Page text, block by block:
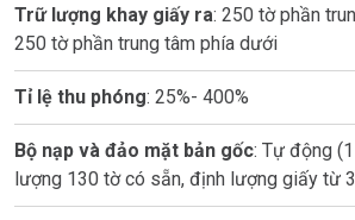
Trữ lượng khay giấy ra: 250 tờ phần
250 tờ phần trung tâm phía dưới
Tỉ lệ thu phóng: 25%- 400%
Bộ nạp và đảo mặt bản gốc: Tự động
lượng 130 tờ có sẵn, định lượng giấy từ